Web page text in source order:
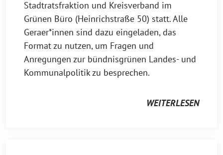
Stadtratsfraktion und Kreisverband im
Grünen Büro (Heinrichstraße 50) statt. Alle
Geraer*innen sind dazu eingeladen, das
Format zu nutzen, um Fragen und
Anregungen zur bündnisgrünen Landes- und
Kommunalpolitik zu besprechen.
WEITERLESEN